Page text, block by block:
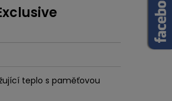
teplo s paměťovou